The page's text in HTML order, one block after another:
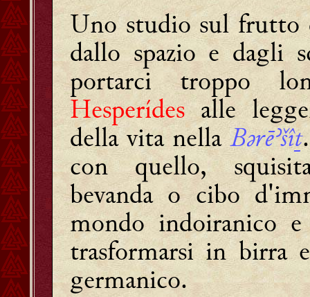
Uno studio sul frutto
dallo spazio e dagli
portarci troppo
Hesperídesalle
della vita nellaBǝrēʾšîṯ
con quello,
bevanda o cibo
mondo indoiranico
trasformarsi in birra
germanico.